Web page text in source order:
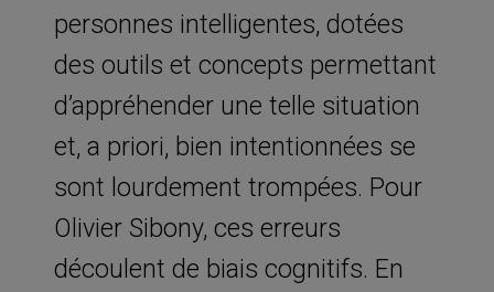
personnes intelligentes, dotées
des outils et concepts permettant
d’appréhender une telle situation
et, a priori, bien intentionnées se
sont lourdement trompées. Pour
Olivier Sibony, ces erreurs
découlent de biais cognitifs. En